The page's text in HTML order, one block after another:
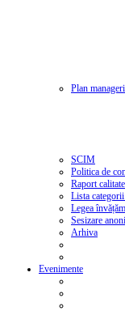
Plan
SCIM
Politica de
Raport
Lista
Legea
Sesizare
Arhiva
Evenimente